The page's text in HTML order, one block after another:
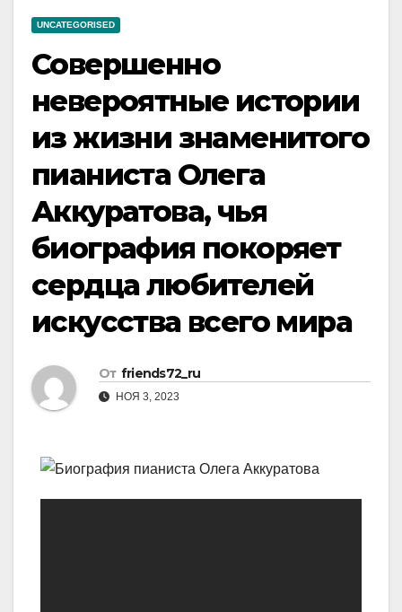
UNCATEGORISED
Совершенно
невероятные истории
из жизни знаменитого
пианиста Олега
Аккуратова, чья
биография покоряет
сердца любителей
искусства всего мира
От friends72_ru
НОЯ 3, 2023